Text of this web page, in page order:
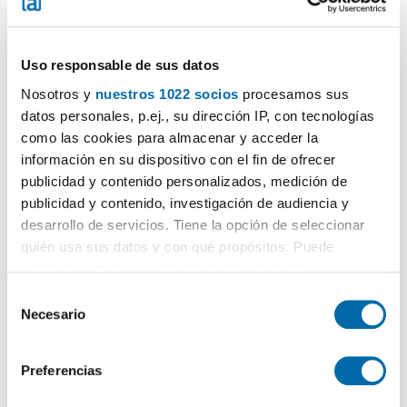
Uso responsable de sus datos
Nosotros y nuestros 1022 socios procesamos sus
datos personales, p.ej., su dirección IP, con tecnologías
como las cookies para almacenar y acceder la
información en su dispositivo con el fin de ofrecer
publicidad y contenido personalizados, medición de
publicidad y contenido, investigación de audiencia y
desarrollo de servicios. Tiene la opción de seleccionar
quién usa sus datos y con qué propósitos. Puede
el Menú de consentimiento.
Recopilar información sobre su ubicación geográfica
Necesario
Preferencias
825€
95m 4 Div. 2 Casas de banho
Travesía Gabriela Mistral, Casco urbano, San Antonio Abad-
Chamar
Contactar
PREMIUM Máx. 10km